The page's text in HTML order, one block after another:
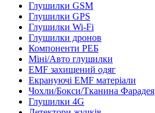
Глушилки GSM
Глушилки GPS
Глушилки Wi-Fi
Глушилки дронов
Компоненти РЕБ
Міні/Авто глушилки
EMF захищений одяг
Екрануючі EMF матеріали
Чохли/Бокси/Тканина Фарадея
Глушилки 4G